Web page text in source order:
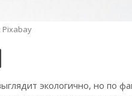
Pixabay
экологично, но по